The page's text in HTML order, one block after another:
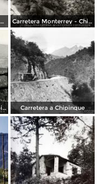
Puente de la Colonia del Valle Carretera Monterrey - Chipinque
El valle, visto desde Chipinque Carretera a Chipinque